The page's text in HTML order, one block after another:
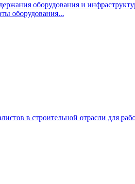
и инфраструктуры в
оборудования...
в строительной отрасли для